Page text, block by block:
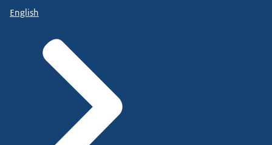
English